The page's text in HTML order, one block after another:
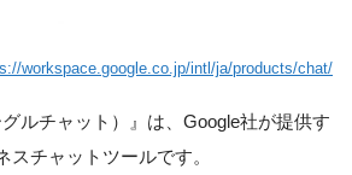
workspace.google.co.jp/intl/ja/products/chat/
グルチャット）』は、Google社が提供す
スチャットツールです。